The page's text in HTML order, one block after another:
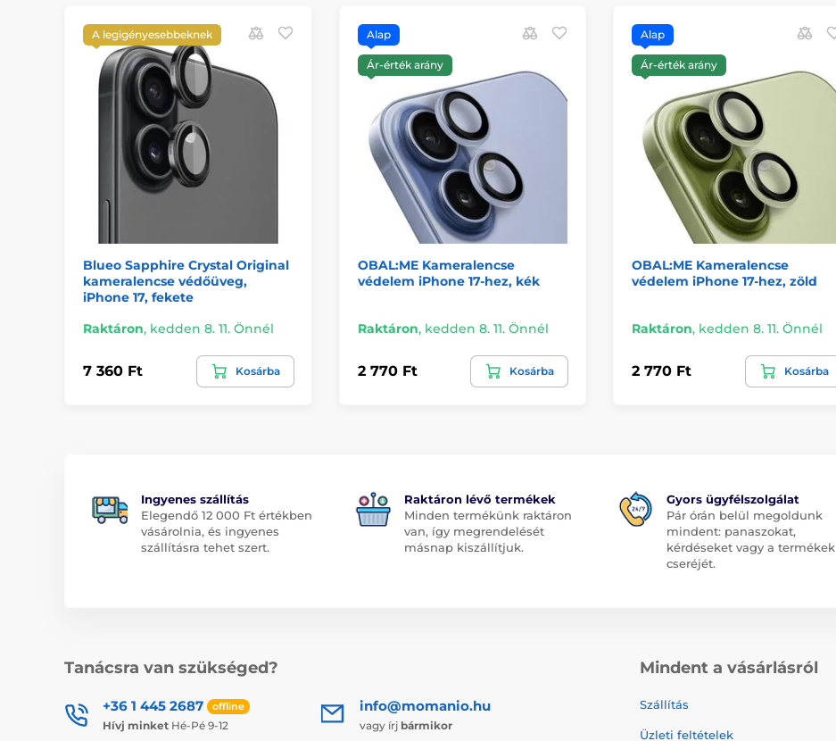
A legigényesebbeknek
Blueo Sapphire Crystal Original
kameralencse védőüveg,
iPhone 17, fekete
Raktáron, kedden 8. 11. Önnél
7 360 Ft Kosárba
Alap
Ár-érték arány
OBAL:ME Kameralencse
védelem iPhone 17-hez, kék
Raktáron, kedden 8. 11. Önnél
2 770 Ft Kosárba
Alap
Ár-érték arány
OBAL:ME Kameralencse
védelem iPhone 17-hez, zöld
Raktáron, kedden 8. 11. Önnél
2 770 Ft Kosárba
Ingyenes szállítás
Elegendő 12 000 Ft értékben
vásárolnia, és ingyenes
szállításra tehet szert.
Raktáron lévő termékek
Minden termékünk raktáron
van, így megrendelését
másnap kiszállítjuk.
Gyors ügyfélszolgálat
Pár órán belül megoldunk
mindent: panaszokat,
kérdéseket vagy a termékek
cseréjét.
Tanácsra van szükséged?
+36 1 445 2687 offline
Hívj minket Hé-Pé 9-12
info@momanio.hu
vagy írj bármikor
Mindent a vásárlásról
Szállítás
Üzleti feltételek